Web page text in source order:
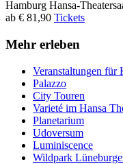
Hamburg Hansa-
ab € 81,90 Tickets
Mehr erleben
Veranstaltungen für
Palazzo
City Touren
Varieté im Hansa
Planetarium
Udoversum
Luminiscence
Wildpark